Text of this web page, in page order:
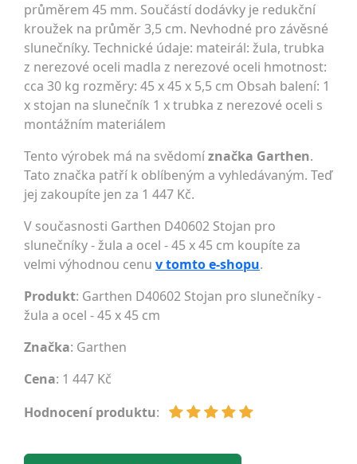
průměrem 45 mm. Součástí dodávky je redukční
kroužek na průměr 3,5 cm. Nevhodné pro závěsné
slunečníky. Technické údaje: mateirál: žula, trubka
z nerezové oceli madla z nerezové oceli hmotnost:
cca 30 kg rozměry: 45 x 45 x 5,5 cm Obsah balení: 1
x stojan na slunečník 1 x trubka z nerezové oceli s
montážním materiálem
Tento výrobek má na svědomíznačka Garthen.
Tato značka patří k oblíbeným a vyhledávaným. Teď
jej zakoupíte jen za 1 447 Kč.
V současnosti Garthen D40602 Stojan pro
slunečníky - žula a ocel - 45 x 45 cm koupíte za
velmi výhodnou cenu v tomto e-shopu.
Produkt: Garthen D40602 Stojan pro slunečníky -
žula a ocel - 45 x 45 cm
Značka: Garthen
Cena: 1 447 Kč
Hodnocení produktu: